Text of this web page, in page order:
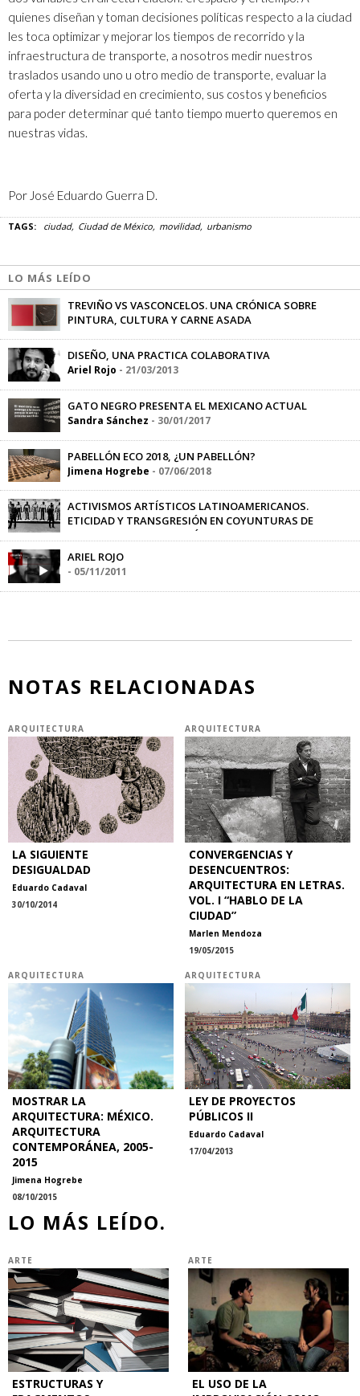
quienes diseñan y toman decisiones políticas respecto a la ciudad
les toca optimizar y mejorar los tiempos de recorrido y la
infraestructura de transporte, a nosotros medir nuestros
traslados usando uno u otro medio de transporte, evaluar la
oferta y la diversidad en crecimiento, sus costos y beneficios
para poder determinar qué tanto tiempo muerto queremos en
nuestras vidas.
Por José Eduardo Guerra D.
TAGS: ciudad Ciudad de México movilidad urbanismo
LO MÁS LEÍDO
TREVIÑO VS VASCONCELOS. UNA CRÓNICA SOBRE
PINTURA, CULTURA Y CARNE ASADA
DISEÑO, UNA PRACTICA COLABORATIVA
Ariel Rojo - 21/03/2013
GATO NEGRO PRESENTA EL MEXICANO ACTUAL
Sandra Sánchez - 30/01/2017
PABELLÓN ECO 2018, ¿UN PABELLÓN?
Jimena Hogrebe - 07/06/2018
ACTIVISMOS ARTÍSTICOS LATINOAMERICANOS.
ETICIDAD Y TRANSGRESIÓN EN COYUNTURAS DE
VIOLENCIA Y DESAPARICIÓN
Brian Smith Hudson
ARIEL ROJO
- 05/11/2011
NOTAS RELACIONADAS
ARQUITECTURA
LA SIGUIENTE
DESIGUALDAD
Eduardo Cadaval
30/10/2014
ARQUITECTURA
CONVERGENCIAS Y
DESENCUENTROS:
ARQUITECTURA EN LETRAS.
VOL. I “HABLO DE LA
CIUDAD”
Marlen Mendoza
19/05/2015
ARQUITECTURA
MOSTRAR LA
ARQUITECTURA: MÉXICO.
ARQUITECTURA
CONTEMPORÁNEA, 2005-
2015
Jimena Hogrebe
08/10/2015
ARQUITECTURA
LEY DE PROYECTOS
PÚBLICOS II
Eduardo Cadaval
17/04/2013
LO MÁS LEÍDO.
ARTE
ESTRUCTURAS Y
ARTE
EL USO DE LA